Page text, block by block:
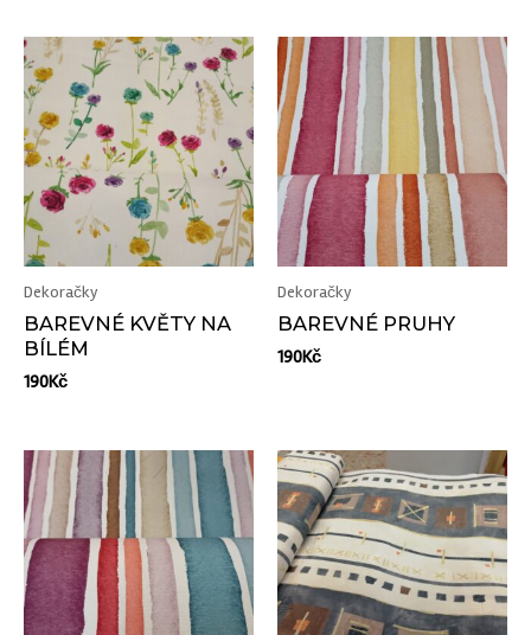
Dekoračky
BAREVNÉ KVĚTY NA
BÍLÉM
190Kč
Dekoračky
BAREVNÉ PRUHY
190Kč